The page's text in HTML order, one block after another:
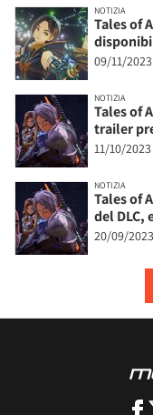
NOTIZIA
Tales of
09/11/2023
NOTIZIA
Tales of
trailer
11/10/2023
NOTIZIA
Tales of
del DLC,
20/09/2023